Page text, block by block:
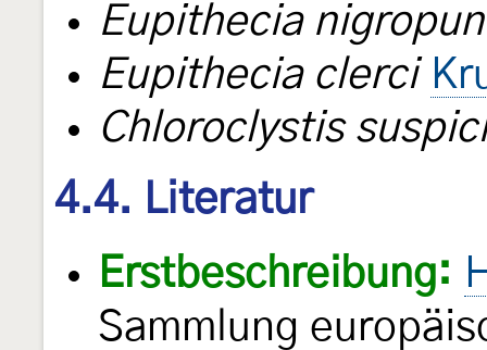
Eupithecia
Eupithecia clerci
Chloroclystis
4.4. Literatur
Erstbeschreibung:
Sammlung